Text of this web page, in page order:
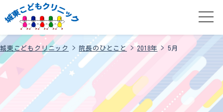
城東こどもクリニック > 院長のひとこと>2018年 > 5月